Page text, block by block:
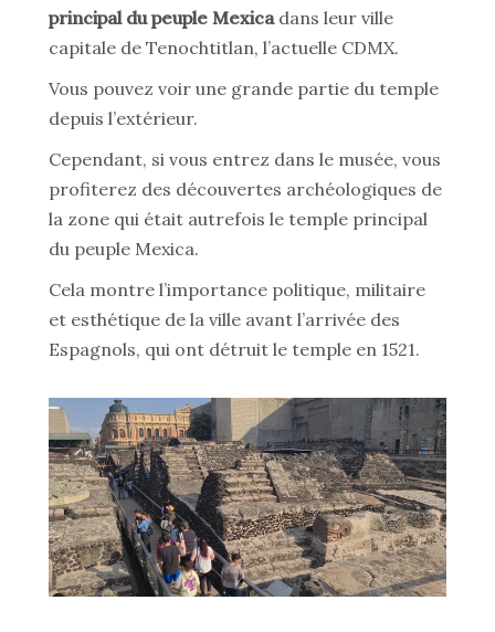
principal du peuple Mexicadans leur ville
capitale de Tenochtitlan, l’actuelle CDMX.
Vous pouvez voir une grande partie du temple
depuis l’extérieur.
Cependant, si vous entrez dans le musée, vous
profiterez des découvertes archéologiques de
la zone qui était autrefois le temple principal
du peuple Mexica.
Cela montre l’importance politique, militaire
et esthétique de la ville avant l’arrivée des
Espagnols, qui ont détruit le temple en 1521.